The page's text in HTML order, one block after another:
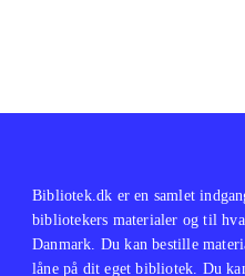
Bibliotek.dk er en samlet
bibliotekers materialer og til
Danmark. Du kan bestille
låne på dit eget bibliotek. Du